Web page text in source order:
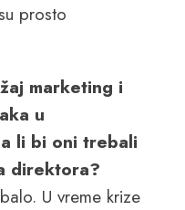
prosto
marketing i
u
li bi oni trebali
direktora?
U vreme krize